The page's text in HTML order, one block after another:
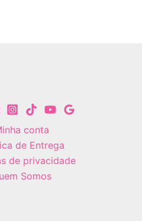
conta
de Entrega
de privacidade
Somos